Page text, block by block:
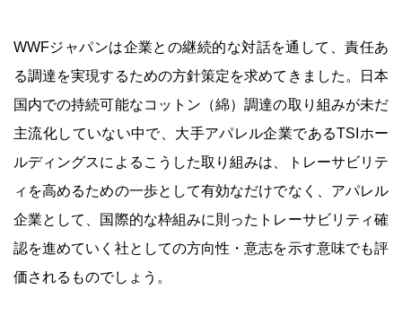
WWFジャパンは企業との継続的な対話を通して、責任あ
る調達を実現するための方針策定を求めてきました。日本
国内での持続可能なコットン（綿）調達の取り組みが未だ
主流化していない中で、大手アパレル企業であるTSIホー
ルディングスによるこうした取り組みは、トレーサビリテ
ィを高めるための一歩として有効なだけでなく、アパレル
企業として、国際的な枠組みに則ったトレーサビリティ確
認を進めていく社としての方向性・意志を示す意味でも評
価されるものでしょう。